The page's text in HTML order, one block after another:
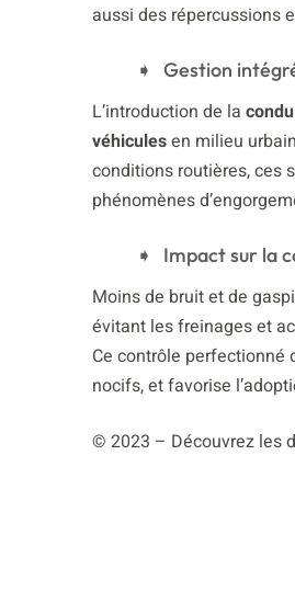
aussi des répercussions
Gestion
L’introduction de la
véhiculesen milieu
conditions routières, ces
phénomènes
Impact sur la
Moins de bruit et de
évitant les freinages et
Ce contrôle
nocifs, et favorise
© 2023 – Découvrez les